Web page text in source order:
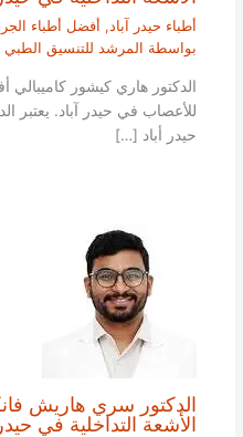
أطباء حيدر آباد , أفضل أطباء
بواسطة المرشد للتنسيق الطبي
الدكتور هاري كيشور كاميبالي
للأعصاب في حيدر آباد. يعتبر
حيدر أباد […]
الدكتور سري هاريش
الأشعة التداخلية في حيدر